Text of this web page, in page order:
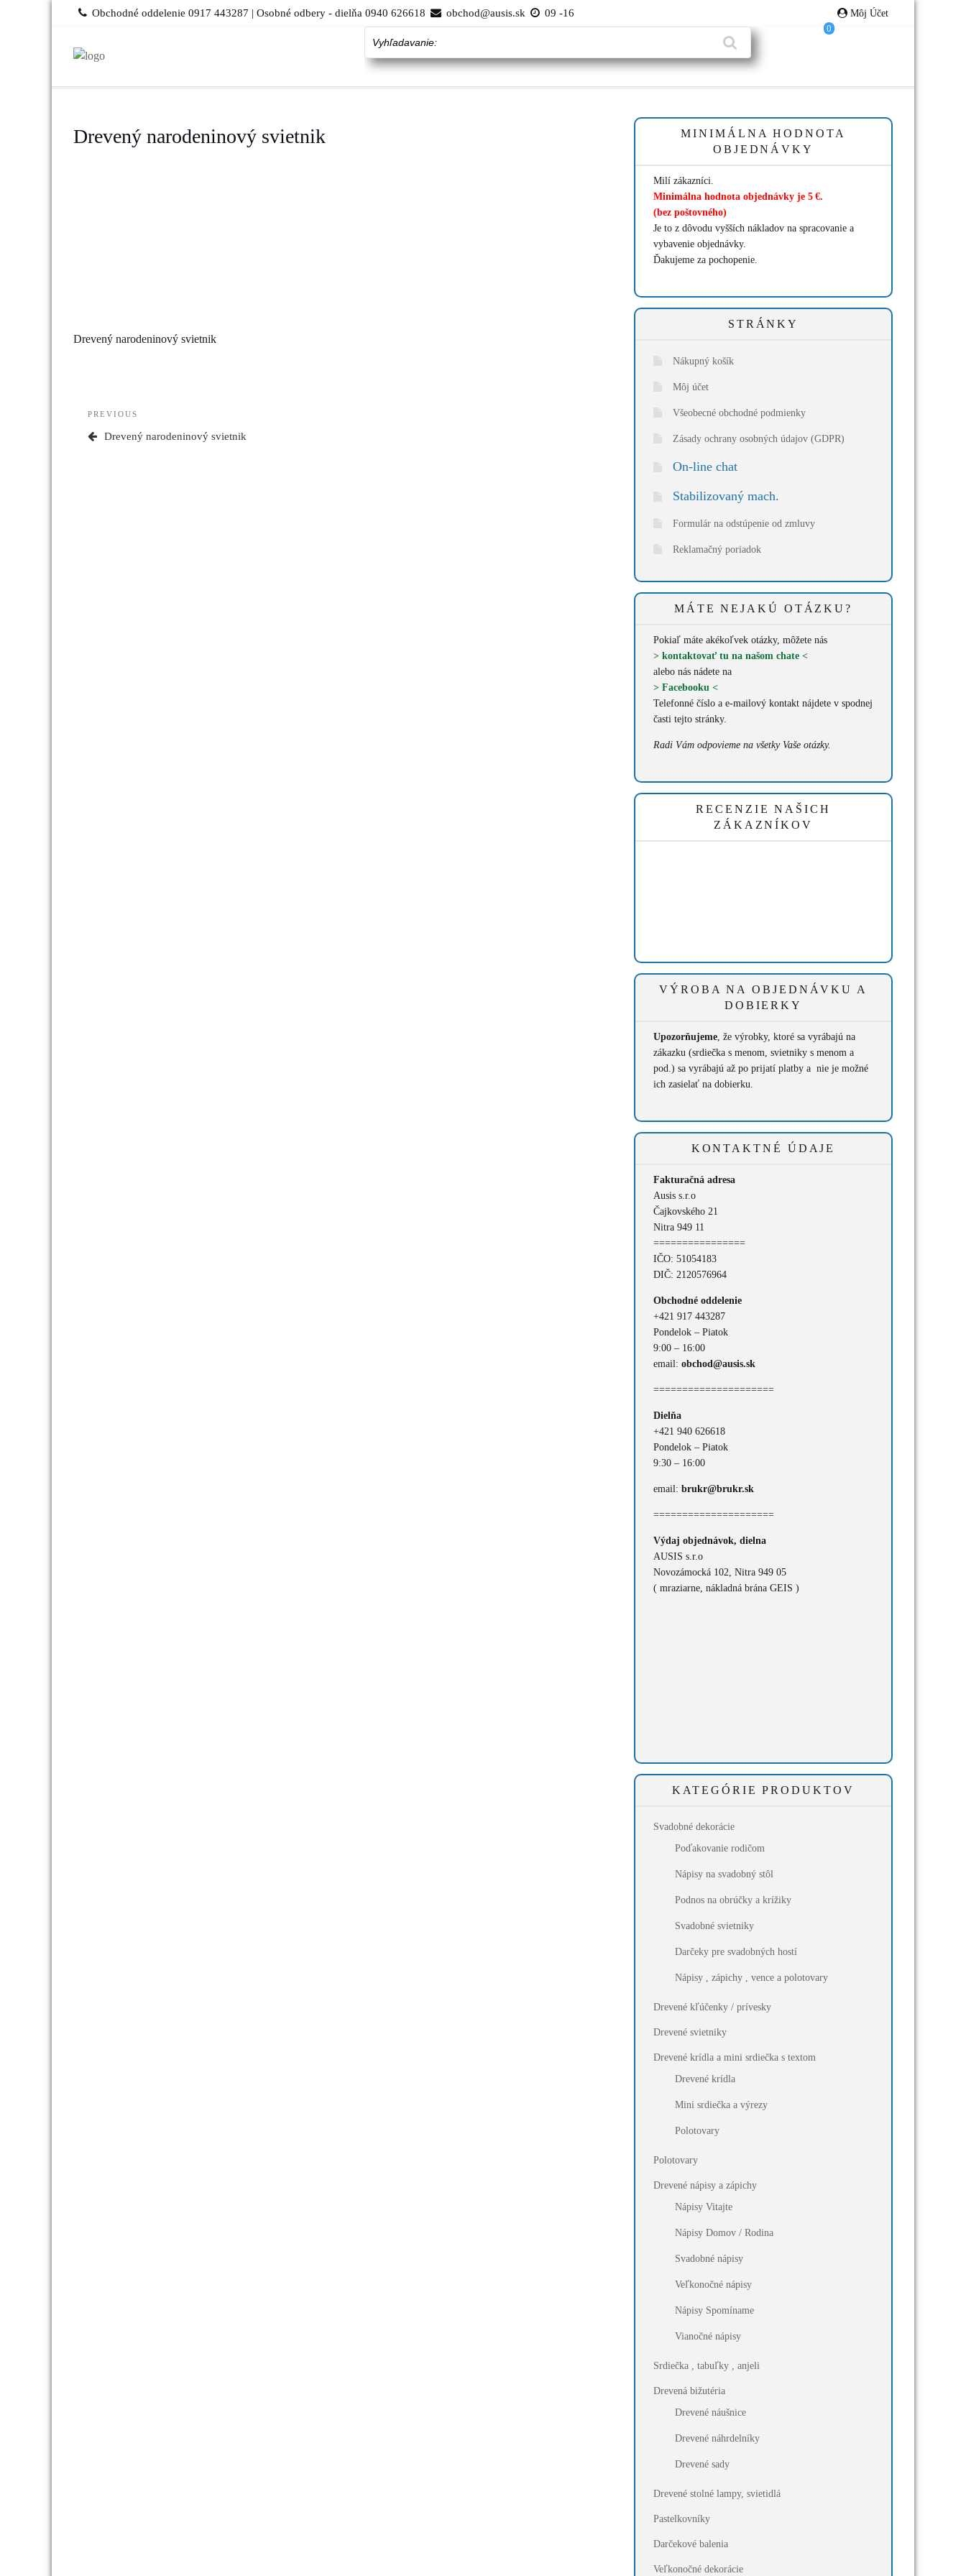
Obchodné oddelenie 0917 443287 | Osobné odbery - dielňa 0940 626618 obchod@ausis.sk 09 -16 Môj Účet
0
Drevený narodeninový svietnik
Drevený narodeninový svietnik
Navigácia
Previous
Post
PREVIOUS
Drevený narodeninový svietnik
MINIMÁLNA HODNOTA
OBJEDNÁVKY
Milí zákazníci.
Minimálna hodnota objednávky je 5 €.
(bez poštovného)
Je to z dôvodu vyšších nákladov na spracovanie a
vybavenie objednávky.
Ďakujeme za pochopenie.
STRÁNKY
Nákupný košík
Môj účet
Všeobecné obchodné podmienky
Zásady ochrany osobných údajov (GDPR)
On-line chat
Stabilizovaný mach.
Formulár na odstúpenie od zmluvy
Reklamačný poriadok
MÁTE NEJAKÚ OTÁZKU?
Pokiaľ máte akékoľvek otázky, môžete nás
> kontaktovať tu na našom chate <
alebo nás nádete na
> Facebooku <
Telefonné číslo a e-mailový kontakt nájdete v spodnej
časti tejto stránky.
Radi Vám odpovieme na všetky Vaše otázky.
RECENZIE NAŠICH
ZÁKAZNÍKOV
VÝROBA NA OBJEDNÁVKU A
DOBIERKY
Upozorňujeme, že výrobky, ktoré sa vyrábajú na
zákazku (srdiečka s menom, svietniky s menom a
pod.) sa vyrábajú až po prijatí platby a nie je možné
ich zasielať na dobierku.
KONTAKTNÉ ÚDAJE
Fakturačná adresa
Ausis s.r.o
Čajkovského 21
Nitra 949 11
================
IČO: 51054183
DIČ: 2120576964
Obchodné oddelenie
+421 917 443287
Pondelok – Piatok
9:00 – 16:00
email: obchod@ausis.sk
=====================
Dielňa
+421 940 626618
Pondelok – Piatok
9:30 – 16:00
email: brukr@brukr.sk
=====================
Výdaj objednávok, dielna
AUSIS s.r.o
Novozámocká 102, Nitra 949 05
( mraziarne, nákladná brána GEIS )
KATEGÓRIE PRODUKTOV
Svadobné dekorácie
Poďakovanie rodičom
Nápisy na svadobný stôl
Podnos na obrúčky a krížiky
Svadobné svietniky
Darčeky pre svadobných hostí
Nápisy , zápichy , vence a polotovary
Drevené kľúčenky / prívesky
Drevené svietniky
Drevené krídla a mini srdiečka s textom
Drevené krídla
Mini srdiečka a výrezy
Polotovary
Polotovary
Drevené nápisy a zápichy
Nápisy Vitajte
Nápisy Domov / Rodina
Svadobné nápisy
Veľkonočné nápisy
Nápisy Spomíname
Vianočné nápisy
Srdiečka , tabuľky , anjeli
Drevená bižutéria
Drevené náušnice
Drevené náhrdelníky
Drevené sady
Drevené stolné lampy, svietidlá
Pastelkovníky
Darčekové balenia
Veľkonočné dekorácie